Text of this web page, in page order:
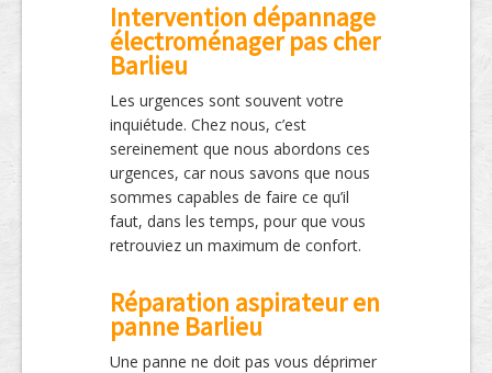
Intervention dépannage
électroménager pas cher
Barlieu
Les urgences sont souvent votre
inquiétude. Chez nous, c’est
sereinement que nous abordons ces
urgences, car nous savons que nous
sommes capables de faire ce qu’il
faut, dans les temps, pour que vous
retrouviez un maximum de confort.
Réparation aspirateur en
panne Barlieu
Une panne ne doit pas vous déprimer